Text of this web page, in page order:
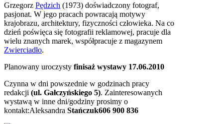
Grzegorz Pędzich (1973) doświadczony fotograf,
pasjonat. W jego pracach powracają motywy
krajobrazu, architektury, fizyczności człowieka. Na co
dzień poświęca się fotografii reklamowej, pracuje dla
wielu znanych marek, współpracuje z magazynem
Zwierciadło.
Planowany uroczysty finisaż wystawy 17.06.2010
Czynna w dni powszednie w godzinach pracy
redakcji (ul. Gałczyńskiego 5). Zainteresowanych
wystawą w inne dni/godziny prosimy o
kontakt:Aleksandra Stańczuk606 900 836